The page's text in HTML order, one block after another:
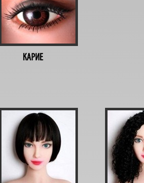
КАРИЕ